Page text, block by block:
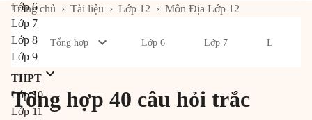
Lớp 6
Lớp 7
Lớp 8
Lớp 9
THPT
Lớp 10
Lớp 11
Trang chủ › Tài liệu › Lớp 12 › Môn Địa Lớp 12
Tổng hợp Lớp 6 Lớp 7 Lớp 8
Tổng hợp 40 câu hỏi trắc